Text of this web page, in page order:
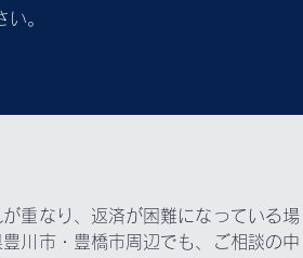
。
重なり、返済が困難になっている場
川市・豊橋市周辺でも、ご相談の中